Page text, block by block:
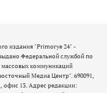
издания "Primorye 24" -
Федеральной службой по
массовых коммуникаций
Медиа Центр". 690091,
офис 13. Адрес редакции: